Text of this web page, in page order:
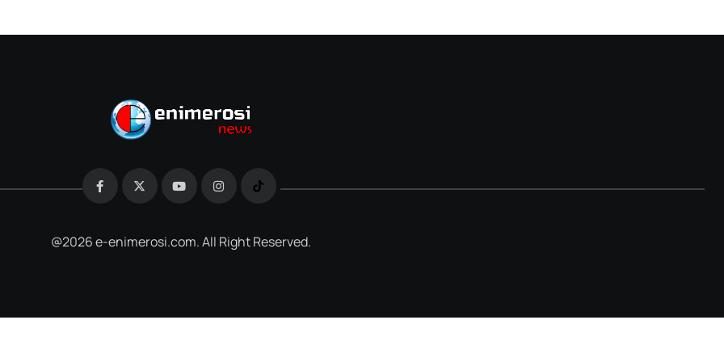
@2026 e-enimerosi.com. All Right Reserved.